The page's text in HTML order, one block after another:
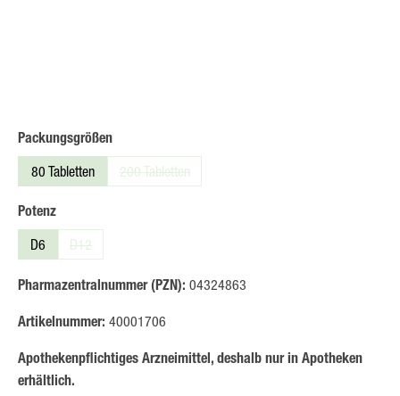
Packungsgrößenauswählen
80 Tabletten 200 Tabletten
(Diese Option ist zurzeit nicht verfügbar.)
Potenzauswählen
D6 D12
(Diese Option ist zurzeit nicht verfügbar.)
Pharmazentralnummer (PZN): 04324863
Artikelnummer: 40001706
Apothekenpflichtiges Arzneimittel, deshalb nur in Apotheken
erhältlich.